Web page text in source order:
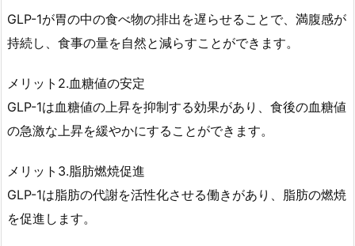
1
イ
ト
の
メ
リ
ッ
GLP-1が胃の中の食べ物の排出を遅らせることで、満腹感が
持続し、食事の量を自然と減らすことができます。
メリット2.血糖値の安定
GLP-1は血糖値の上昇を抑制する効果があり、食後の血糖値
の急激な上昇を緩やかにすることができます。
メリット3.脂肪燃焼促進
GLP-1は脂肪の代謝を活性化させる働きがあり、脂肪の燃焼
を促進します。